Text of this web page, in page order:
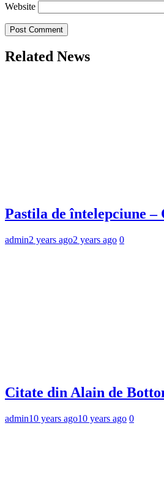
Website
Related News
Pastila de întelepciune
admin2 years ago2 years ago 0
Citate din Alain de
admin10 years ago10 years ago 0